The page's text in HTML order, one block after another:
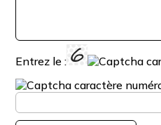
Entrez le :